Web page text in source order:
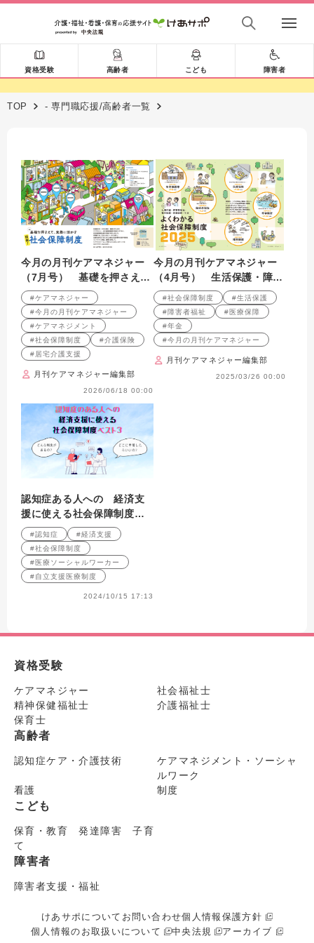
資格受験 高齢者 こども 障害者
TOP - 専門職応援/高齢者一覧
今月の月刊ケアマネジャー
（7月号） 基礎を押さえ
て、実務に活かす 図解! 社
会保障制度
#ケアマネジャー
#今月の月刊ケアマネジャー
#ケアマネジメント
#社会保障制度
#介護保険
#居宅介護支援
月刊ケアマネジャー編集部
2026/06/18 00:00
今月の月刊ケアマネジャー
（4月号） 生活保護・障害
者福祉・権利擁護・医療保
険・年金 よくわかる社会保
障制度2025
#社会保障制度
#生活保護
#障害者福祉
#医療保障
#年金
#今月の月刊ケアマネジャー
月刊ケアマネジャー編集部
2025/03/26 00:00
認知症ある人への 経済支
援に使える社会保障制度ベ
スト３
#認知症
#経済支援
#社会保障制度
#医療ソーシャルワーカー
#自立支援医療制度
2024/10/15 17:13
資格受験
ケアマネジャー
社会福祉士
精神保健福祉士
介護福祉士
保育士
高齢者
認知症ケア・介護技術
ケアマネジメント・ソーシャ
ルワーク
看護
制度
こども
保育・教育 発達障害 子育
て
障害者
障害者支援・福祉
けあサポについて お問い合わせ個人情報保護方針
個人情報のお取扱いについて
中央法規 アーカイブ